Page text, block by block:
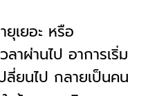
ยุเยอะ หรือ
าผ่านไป อาการเริ่ม
ยนไป กลายเป็นคน